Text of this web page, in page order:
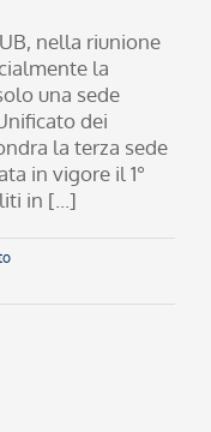
nella riunione
la
una sede
dei
la terza sede
in vigore il 1°
in [...]